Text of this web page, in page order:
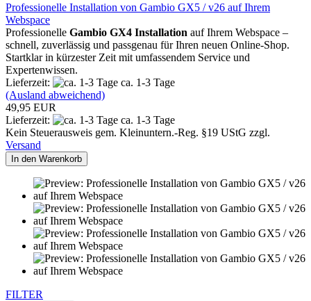
Professionelle Installation von Gambio GX5 / v26 auf Ihrem
Webspace
Professionelle Gambio GX4 Installation auf Ihrem Webspace –
schnell, zuverlässig und passgenau für Ihren neuen Online-Shop.
Startklar in kürzester Zeit mit umfassendem Service und
Expertenwissen.
Lieferzeit:
ca. 1-3 Tage
(Ausland abweichend)
49,95 EUR
Lieferzeit:
ca. 1-3 Tage
Kein Steuerausweis gem. Kleinuntern.-Reg. §19 UStG zzgl.
Versand
In den Warenkorb
FILTER